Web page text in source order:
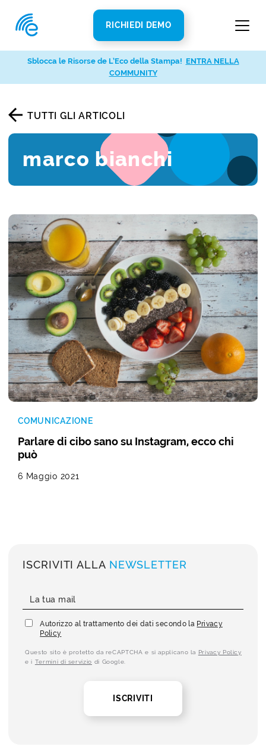
RICHIEDI DEMO
TUTTI GLI ARTICOLI
marco bianchi
COMUNICAZIONE
Parlare di cibo sano su Instagram, ecco chi
può
6 Maggio 2021
ISCRIVITI ALLA NEWSLETTER
Autorizzo al trattamento dei dati secondo la Privacy
Policy
Questo sito è protetto da reCAPTCHA e si applicano la Privacy Policy
e i Termini di servizio di Google.
ISCRIVITI
Sblocca le Risorse de L’Eco della Stampa! ENTRA NELLA
COMMUNITY